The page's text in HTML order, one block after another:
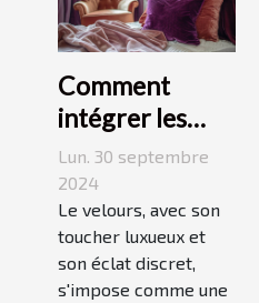
Comment
intégrer les
accessoires en
velours dans
votre quotidien
Lun. 30 septembre
2024
Le velours, avec son
toucher luxueux et
son éclat discret,
s'impose comme une